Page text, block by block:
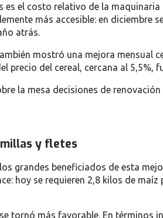
es el costo relativo de la
más accesible: en diciembre
atrás.
mostró una mejora mensual
precio del cereal, cercana al 5,5%,
la mesa decisiones de
y fletes
grandes beneficiados de esta
hoy se requieren 2,8 kilos de
tornó más favorable. En términos